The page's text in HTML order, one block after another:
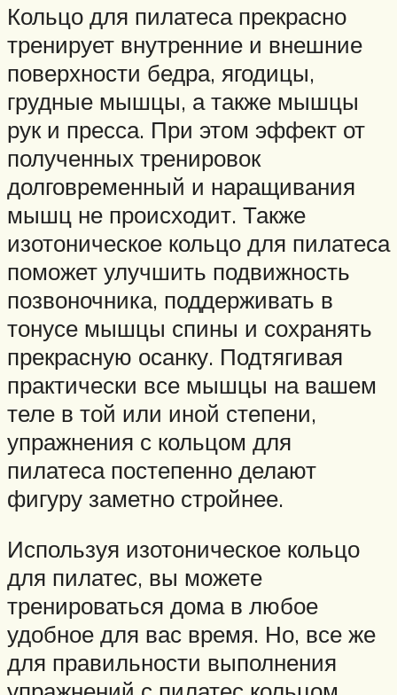
Кольцо для пилатеса прекрасно
тренирует внутренние и внешние
поверхности бедра, ягодицы,
грудные мышцы, а также мышцы
рук и пресса. При этом эффект от
полученных тренировок
долговременный и наращивания
мышц не происходит. Также
изотоническое кольцо для пилатеса
поможет улучшить подвижность
позвоночника, поддерживать в
тонусе мышцы спины и сохранять
прекрасную осанку. Подтягивая
практически все мышцы на вашем
теле в той или иной степени,
упражнения с кольцом для
пилатеса постепенно делают
фигуру заметно стройнее.
Используя изотоническое кольцо
для пилатес, вы можете
тренироваться дома в любое
удобное для вас время. Но, все же
для правильности выполнения